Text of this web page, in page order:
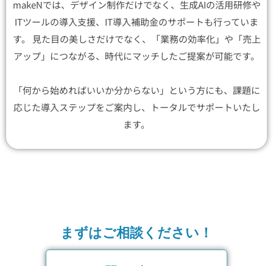
makeNでは、デザイン制作だけでなく、生成AIの活用研修や
ITツールの導入支援、IT導入補助金のサポートも行っていま
す。 見た目の美しさだけでなく、「業務の効率化」や「売上
アップ」につながる、時代にマッチしたご提案が可能です。
「何から始めればいいか分からない」という方にも、課題に
応じた導入ステップをご案内し、トータルでサポートいたし
ます。
まずはご相談ください！